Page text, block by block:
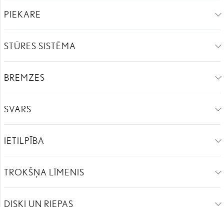
PIEKARE
STŪRES SISTĒMA
BREMZES
SVARS
IETILPĪBA
TROKŠŅA LĪMENIS
DISKI UN RIEPAS